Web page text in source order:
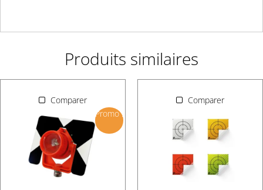
Produits similaires
Comparer
Promo !
Comparer